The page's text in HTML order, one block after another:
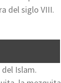
del siglo VIII.
Islam.